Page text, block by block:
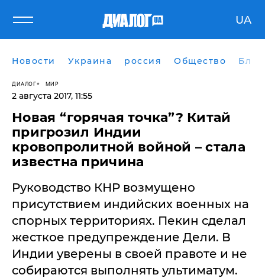
UA
Новости Украина россия Общество
ДИАЛОГ МИР
2 августа 2017, 11:55
​Новая “горячая точка”? Китай
пригрозил Индии
кровопролитной войной – стала
известна причина
Руководство КНР возмущено
присутствием индийских военных на
спорных территориях. Пекин сделал
жесткое предупреждение Дели. В
Индии уверены в своей правоте и не
собираются выполнять ультиматум.